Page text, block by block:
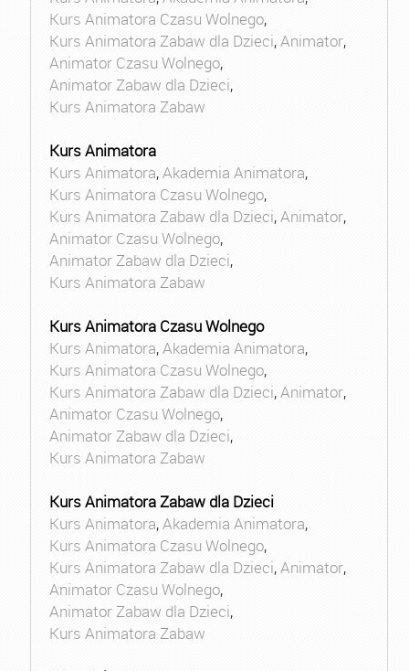
Kurs Animatora Czasu Wolnego,
Kurs Animatora Zabaw dla Dzieci,Animator,
Animator Czasu Wolnego,
Animator Zabaw dla Dzieci,
Kurs Animatora Zabaw
Kurs Animatora
Kurs Animatora,Akademia Animatora,
Kurs Animatora Czasu Wolnego,
Kurs Animatora Zabaw dla Dzieci,Animator,
Animator Czasu Wolnego,
Animator Zabaw dla Dzieci,
Kurs Animatora Zabaw
Kurs Animatora Czasu Wolnego
Kurs Animatora,Akademia Animatora,
Kurs Animatora Czasu Wolnego,
Kurs Animatora Zabaw dla Dzieci,Animator,
Animator Czasu Wolnego,
Animator Zabaw dla Dzieci,
Kurs Animatora Zabaw
Kurs Animatora Zabaw dla Dzieci
Kurs Animatora,Akademia Animatora,
Kurs Animatora Czasu Wolnego,
Kurs Animatora Zabaw dla Dzieci,Animator,
Animator Czasu Wolnego,
Animator Zabaw dla Dzieci,
Kurs Animatora Zabaw